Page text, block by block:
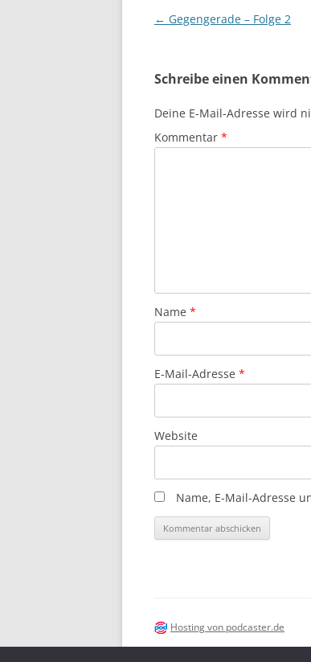
Beitragsnavigation
← Gegengerade – Folge 2
Schreibe einen
Deine E-Mail-Adresse wird
Kommentar *
Name *
E-Mail-Adresse *
Website
Name, E-Mail-Adresse
Hosting von podcaster.de